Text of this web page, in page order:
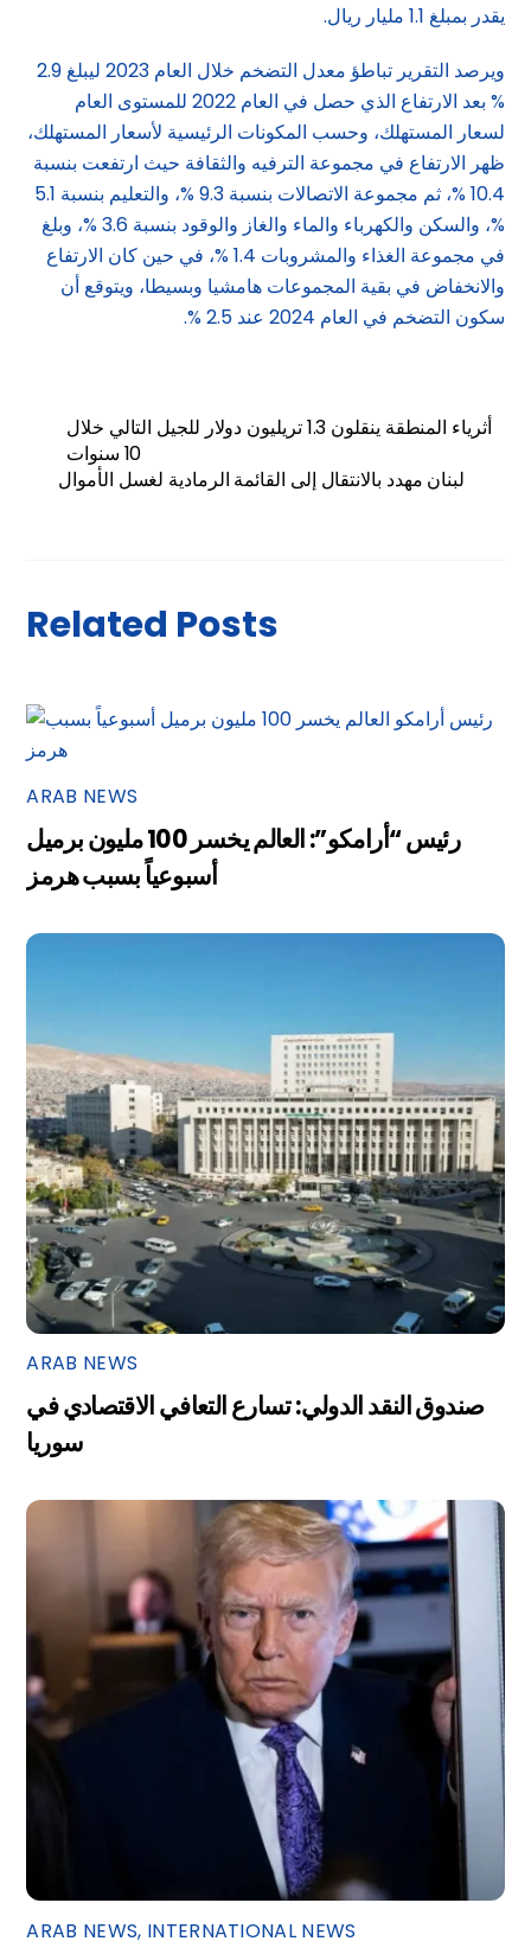
يقدر بمبلغ 1.1 مليار ريال.
ويرصد التقرير تباطؤ معدل التضخم خلال العام 2023 ليبلغ 2.9
% بعد الارتفاع الذي حصل في العام 2022 للمستوى العام
لسعار المستهلك، وحسب المكونات الرئيسية لأسعار المستهلك،
ظهر الارتفاع في مجموعة الترفيه والثقافة حيث ارتفعت بنسبة
10.4 %، ثم مجموعة الاتصالات بنسبة 9.3 %، والتعليم بنسبة 5.1
%، والسكن والكهرباء والماء والغاز والوقود بنسبة 3.6 %، وبلغ
في مجموعة الغذاء والمشروبات 1.4 %، في حين كان الارتفاع
والانخفاض في بقية المجموعات هامشيا وبسيطا، ويتوقع أن
سكون التضخم في العام 2024 عند 2.5 %.
أثرياء المنطقة ينقلون 1.3 تريليون دولار للجيل التالي خلال
10 سنوات
لبنان مهدد بالانتقال إلى القائمة الرمادية لغسل الأموال
Related Posts
ARAB NEWS
رئيس “أرامكو”: العالم يخسر 100 مليون برميل
أسبوعياً بسبب هرمز
ARAB NEWS
صندوق النقد الدولي: تسارع التعافي الاقتصادي في
سوريا
ARAB NEWS, INTERNATIONAL NEWS